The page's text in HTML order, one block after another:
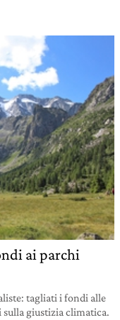
ai parchi
tagliati i fondi alle
giustizia climatica.